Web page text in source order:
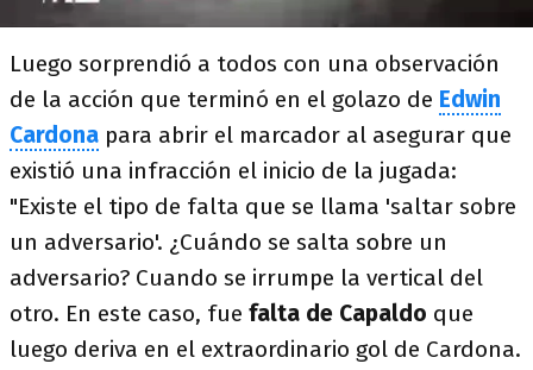
Luego sorprendió a todos con una observación
de la acción que terminó en el golazo de Edwin
Cardona para abrir el marcador al asegurar que
existió una infracción el inicio de la jugada:
"Existe el tipo de falta que se llama 'saltar sobre
un adversario'. ¿Cuándo se salta sobre un
adversario? Cuando se irrumpe la vertical del
otro. En este caso, fue falta de Capaldo que
luego deriva en el extraordinario gol de Cardona.